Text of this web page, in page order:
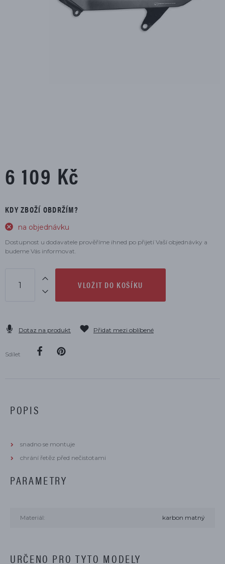
6 109 Kč
KDY ZBOŽÍ OBDRŽÍM?
na objednávku
Dostupnost u dodavatele prověříme ihned po přijetí Vaší objednávky a
budeme Vás informovat.
VLOŽIT DO KOŠÍKU
Dotaz na produkt Přidat mezi oblíbené
Sdílet
POPIS
snadno se montuje
chrání řetěz před nečistotami
PARAMETRY
Materiál: karbon matný
URČENO PRO TYTO MODELY